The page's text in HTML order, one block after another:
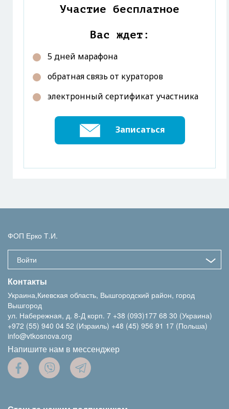
Участие бесплатное
Вас ждет:
5 дней марафона
обратная связь от кураторов
электронный сертификат участника
Записаться
ФОП Ерко Т.И.
Войти
Контакты
Украина,Киевская область, Вышгородский район, город
Вышгород
ул. Набережная, д. 8-Д корп. 7 +38 (093)177 68 30 (Украина)
+972 (55) 940 04 52 (Израиль) +48 (45) 956 91 17 (Польша)
info@vtkosnova.org
Напишите нам в мессенджер